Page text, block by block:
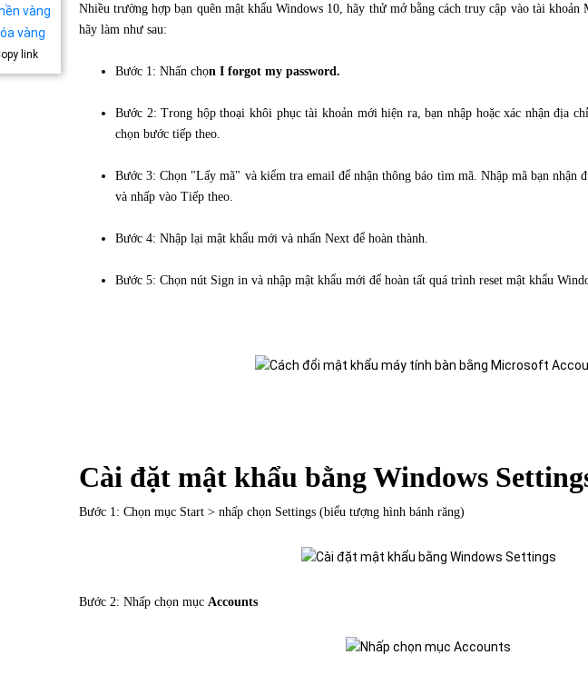
link
Nhiều trường hợp bạn quên mật khẩu Windows 10, hãy thử mở bằng cách truy cập vào tài
hãy làm như sau:
Bước 1: Nhấn chọn I forgot my password.
Bước 2: Trong hộp thoại khôi phục tài khoản mới hiện ra, bạn nhập hoặc xác nhận địa
chọn bước tiếp theo.
Bước 3: Chọn "Lấy mã" và kiểm tra email để nhận thông báo tìm mã. Nhập mã bạn nhận
và nhấp vào Tiếp theo.
Bước 4: Nhập lại mật khẩu mới và nhấn Next để hoàn thành.
Bước 5: Chọn nút Sign in và nhập mật khẩu mới để hoàn tất quá trình reset mật khẩu
Cài đặt mật khẩu bằng Windows
Bước 1: Chọn mục Start > nhấp chọn Settings (biểu tượng hình bánh răng)
Bước 2: Nhấp chọn mục Accounts